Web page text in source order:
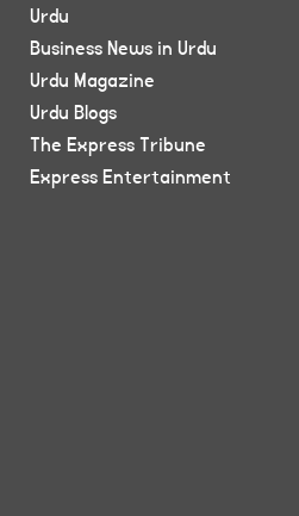
Urdu
Business News in Urdu
Urdu Magazine
Urdu Blogs
The Express Tribune
Express Entertainment